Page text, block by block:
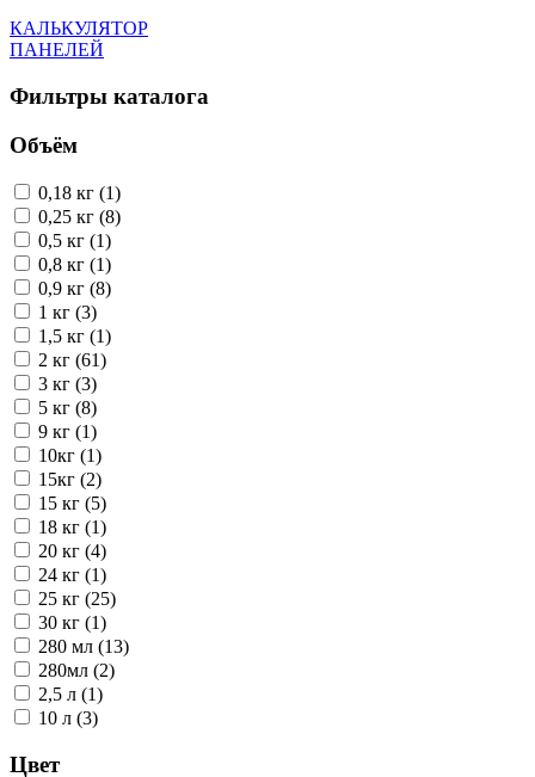
КАЛЬКУЛЯТОР
ПАНЕЛЕЙ
Фильтры каталога
Объём
0,18 кг (1)
0,25 кг (8)
0,5 кг (1)
0,8 кг (1)
0,9 кг (8)
1 кг (3)
1,5 кг (1)
2 кг (61)
3 кг (3)
5 кг (8)
9 кг (1)
10кг (1)
15кг (2)
15 кг (5)
18 кг (1)
20 кг (4)
24 кг (1)
25 кг (25)
30 кг (1)
280 мл (13)
280мл (2)
2,5 л (1)
10 л (3)
Цвет